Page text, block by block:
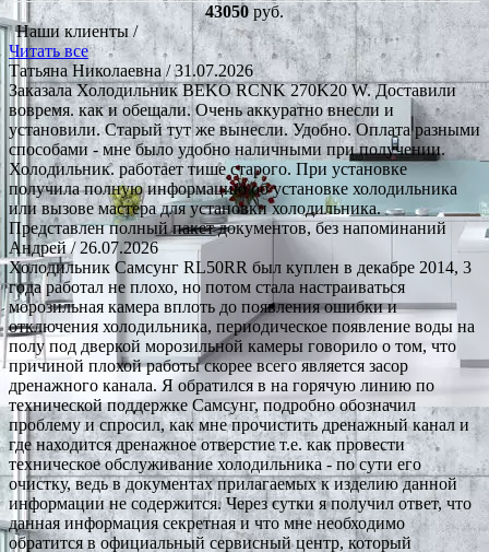
43050руб.
Наши клиенты /
Читать все
Татьяна Николаевна/ 31.07.2026
Заказала Холодильник BEKO RCNK 270K20 W. Доставили
вовремя. как и обещали. Очень аккуратно внесли и
установили. Старый тут же вынесли. Удобно. Оплата разными
способами - мне было удобно наличными при получении.
Холодильник. работает тише старого. При установке
получила полную информацию об установке холодильника
или вызове мастера для установки холодильника.
Представлен полный пакет документов, без напоминаний
Андрей/ 26.07.2026
Холодильник Самсунг RL50RR был куплен в декабре 2014, 3
года работал не плохо, но потом стала настраиваться
морозильная камера вплоть до появления ошибки и
отключения холодильника, периодическое появление воды на
полу под дверкой морозильной камеры говорило о том, что
причиной плохой работы скорее всего является засор
дренажного канала. Я обратился в на горячую линию по
технической поддержке Самсунг, подробно обозначил
проблему и спросил, как мне прочистить дренажный канал и
где находится дренажное отверстие т.е. как провести
техническое обслуживание холодильника - по сути его
очистку, ведь в документах прилагаемых к изделию данной
информации не содержится. Через сутки я получил ответ, что
данная информация секретная и что мне необходимо
обратится в официальный сервисный центр, который